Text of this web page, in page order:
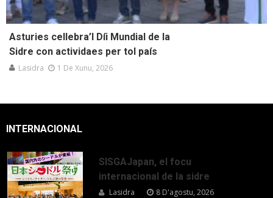
Asturies cellebra’l Díi Mundial de la
Sidre con actividaes per tol país
Lasidra 1 De Xunu, 2026
INTERNACIONAL
SISGAJapan, el focu
internacional de la sidre
Lasidra 8 D'agostu, 2026